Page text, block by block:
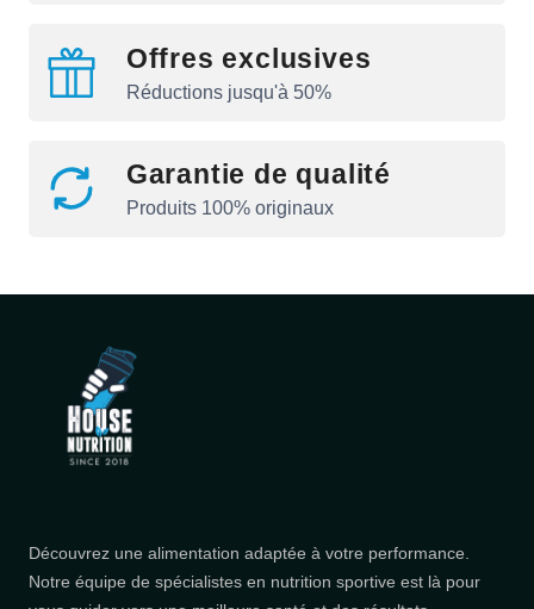
Offres exclusives
Réductions jusqu'à 50%
Garantie de qualité
Produits 100% originaux
Découvrez une alimentation adaptée à votre performance.
Notre équipe de spécialistes en nutrition sportive est là pour